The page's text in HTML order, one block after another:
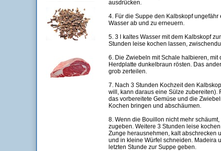
ausdrücken.
4. Für die Suppe den Kalbskopf
Wasser ab und zu erneuern.
5. 3 l kaltes Wasser mit dem Kalbskopf
Stunden leise kochen lassen,
6. Die Zwiebeln mit Schale halbieren, mit
Herdplatte dunkelbraun rösten. Das
grob zerteilen.
7. Nach 3 Stunden Kochzeit den
will, kann daraus eine Sülze zubereiten).
das vorbereitete Gemüse und die
Kochen bringen und abschäumen.
8. Wenn die Bouillon nicht mehr
zugeben. Weitere 3 Stunden leise
Zunge herausnehmen, kalt abschrecken
und in kleine Würfel schneiden. Madeira
letzten Stunde zur Suppe geben.